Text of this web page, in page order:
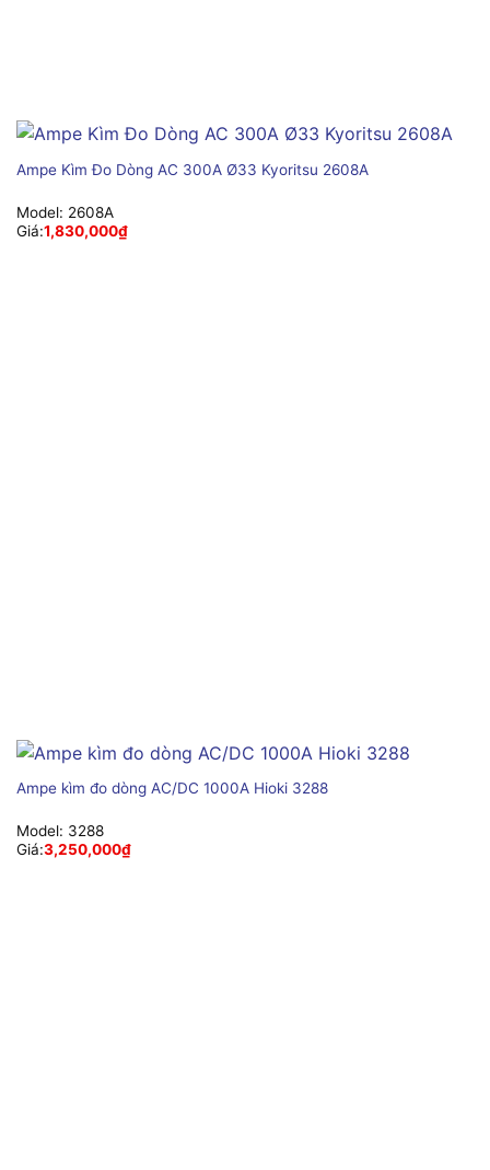
Ampe Kìm Đo Dòng AC 300A Ø33 Kyoritsu 2608A
Model: 2608A
Giá:1,830,000₫
Ampe kìm đo dòng AC/DC 1000A Hioki 3288
Model: 3288
Giá:3,250,000₫